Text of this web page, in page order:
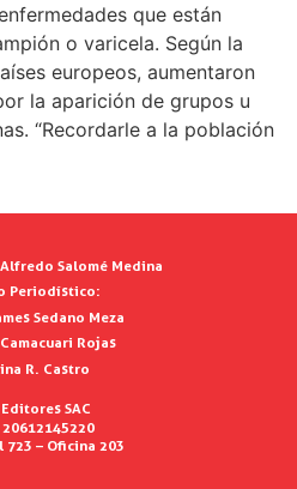
que están
o varicela. Según la
europeos, aumentaron
la aparición de grupos u
“Recordarle a la población
Salomé Medina
Periodístico:
Sedano Meza
Rojas
R. Castro
SAC
20612145220
723 – Oficina 203